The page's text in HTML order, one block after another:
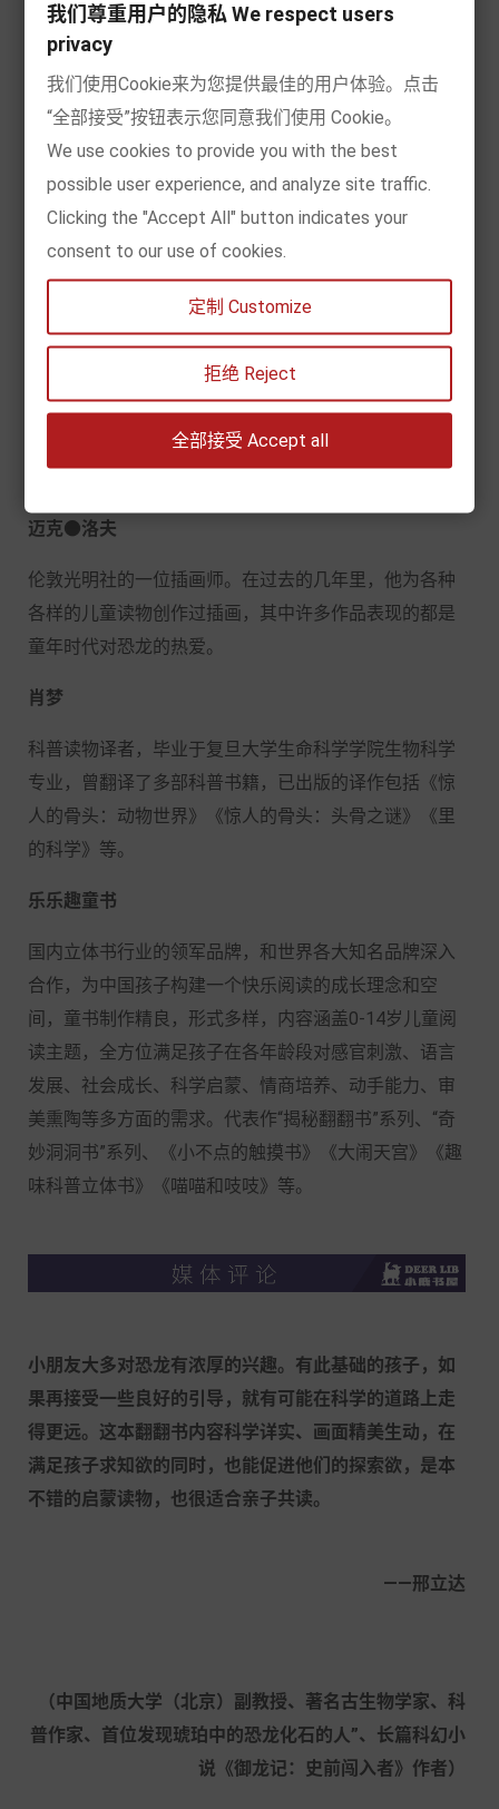
中生代的天空与海洋里，还有哪些非凡动物？打开本
书，更多奥秘等待小朋友们发现！
克里斯●奥克雷德
1961年，是英国一位资深童书作家，现已出版
200多本儿童图书，内容涵盖科技、体育、业余爱好等
英国知名童书作家，毕业于剑桥大学，现已出版几百本
儿童图书，主题涉及印第安人、火山、袋鼠等，其中
迈克●洛夫
伦敦光明社的一位插画师。在过去的几年里，他为各种
各样的儿童读物创作过插画，其中许多作品表现的都是
童年时代对恐龙的热爱。
肖梦
科普读物译者，毕业于复旦大学生命科学学院生物科学
专业，曾翻译了多部科普书籍，已出版的译作包括《惊
人的骨头：动物世界》《惊人的骨头：头骨之谜》《里
的科学》等。
乐乐趣童书
国内立体书行业的领军品牌，和世界各大知名品牌深入
合作，为中国孩子构建一个快乐阅读的成长理念和空
间，童书制作精良，形式多样，内容涵盖0-14岁儿童阅
读主题，全方位满足孩子在各年龄段对感官刺激、语言
发展、社会成长、科学启蒙、情商培养、动手能力、审
美熏陶等多方面的需求。代表作“揭秘翻翻书”系列、“奇
妙洞洞书”系列、《小不点的触摸书》《大闹天宫》《趣
味科普立体书》《喵喵和吱吱》等。
小朋友大多对恐龙有浓厚的兴趣。有此基础的孩子，如
果再接受一些良好的引导，就有可能在科学的道路上走
得更远。这本翻翻书内容科学详实、画面精美生动，在
满足孩子求知欲的同时，也能促进他们的探索欲，是本
不错的启蒙读物，也很适合亲子共读。
——邢立达
（中国地质大学（北京）副教授、著名古生物学家、科
普作家、首位发现琥珀中的恐龙化石的人”、长篇科幻小
说《御龙记：史前闯入者》作者）
我们尊重用户的隐私 We respect users
privacy
我们使用Cookie来为您提供最佳的用户体验。点击
“全部接受”按钮表示您同意我们使用 Cookie。
We use cookies to provide you with the best
possible user experience, and analyze site traffic.
Clicking the "Accept All" button indicates your
consent to our use of cookies.
定制 Customize
拒绝 Reject
全部接受 Accept all